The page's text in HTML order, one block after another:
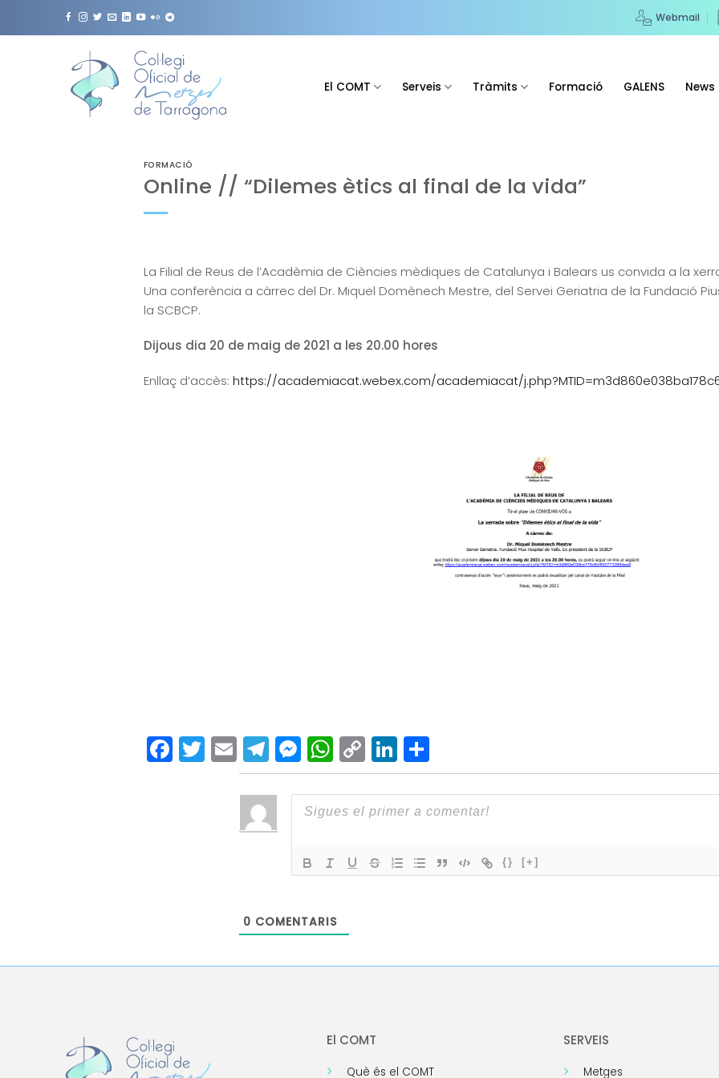
Webmail
El COMT Serveis Tràmits Formació GALENS News
FORMACIÓ
Online // “Dilemes ètics al final de la vida”
La Filial de Reus de l’Acadèmia de Ciències mèdiques de Catalunya i Balears us convida a la
Una conferència a càrrec del Dr. Miquel Domènech Mestre, del Servei Geriatria de la Fundació
la SCBCP.
Dijous dia 20 de maig de 2021 a les 20.00 hores
Enllaç d’accès: https://academiacat.webex.com/academiacat/
Facebook
Twitter
EmailTelegram
Messenger
WhatsApp
Copy
Link
LinkedIn
Comparteix
{} [+]
0 COMENTARIS
El COMT
Què és el COMT
SERVEIS
Metges